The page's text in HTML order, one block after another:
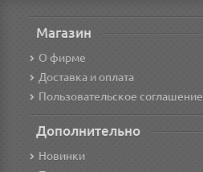
Магазин
О фирме
Доставка и оплата
Пользовательское соглашение
Дополнительно
Новинки